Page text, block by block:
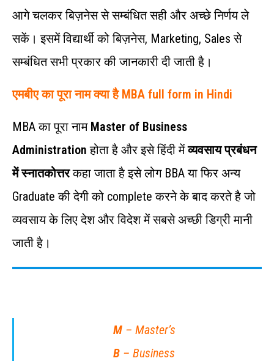
आगे चलकर बिज़नेस से सम्बंधित सही और अच्छे निर्णय ले
सकें। इसमें विद्यार्थी को बिज़नेस, Marketing, Sales से
सम्बंधित सभी प्रकार की जानकारी दी जाती है।
एमबीए का पूरा नाम क्या है MBA full form in Hindi
MBA का पूरा नाम Master of Business
Administration होता है और इसे हिंदी मेंव्यवसाय प्रबंधन
में स्नातकोत्तरकहा जाता है इसे लोग BBA या फिर अन्य
Graduate की देगी को complete करने के बाद करते है जो
व्यवसाय के लिए देश और विदेश में सबसे अच्छी डिग्री मानी
जाती है।
M– Master’s
B – Business